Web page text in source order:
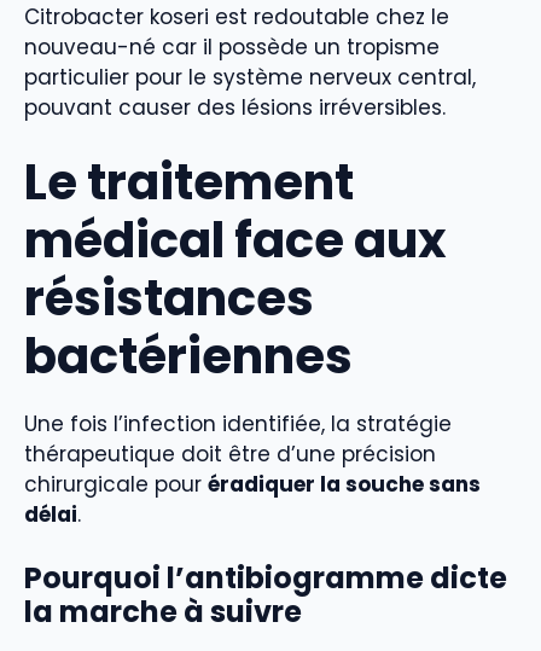
Citrobacter koseri est redoutable chez le
nouveau-né car il possède un tropisme
particulier pour le système nerveux central,
pouvant causer des lésions irréversibles.
Le traitement
médical face aux
résistances
bactériennes
Une fois l’infection identifiée, la stratégie
thérapeutique doit être d’une précision
chirurgicale pour éradiquer la souche sans
délai.
Pourquoi l’antibiogramme dicte
la marche à suivre